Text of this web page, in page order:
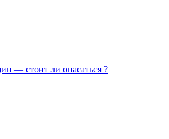
— стоит ли опасаться ?